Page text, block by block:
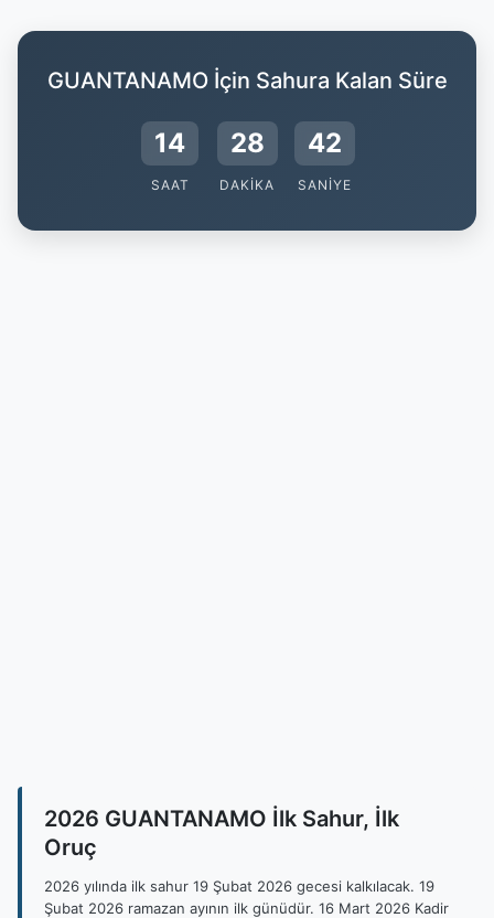
GUANTANAMO İçin Sahura Kalan Süre
14
SAAT
28
DAKIKA
42
SANIYE
2026 GUANTANAMO İlk Sahur, İlk
Oruç
2026 yılında ilk sahur 19 Şubat 2026 gecesi kalkılacak. 19
Şubat 2026 ramazan ayının ilk günüdür. 16 Mart 2026 Kadir